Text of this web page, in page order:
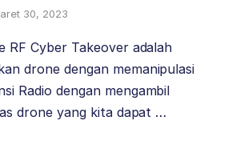
30, 2023
RF Cyber Takeover adalah
drone dengan memanipulasi
Radio dengan mengambil
drone yang kita dapat …